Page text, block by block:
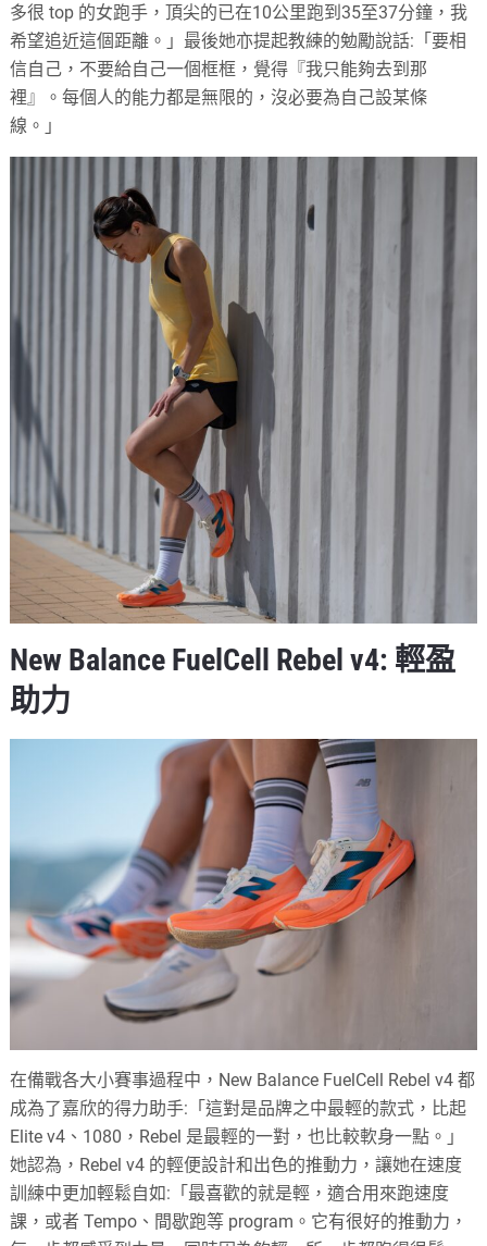
多很 top 的女跑手，頂尖的已在10公里跑到35至37分鐘，我
希望追近這個距離。」最後她亦提起教練的勉勵說話:「要相
信自己， 不要給自己一個框框，覺得『我只能夠去到那
裡』。每個人的能力都是無限的，沒必要為自己設某條
線。」
New Balance FuelCell Rebel v4: 輕盈
助力
在備戰各大小賽事過程中，New Balance FuelCell Rebel v4 都
成為了嘉欣的得力助手:「這對是品牌之中最輕的款式，比起
Elite v4、1080，Rebel 是最輕的一對，也比較軟身一點。」
她認為，Rebel v4 的輕便設計和出色的推動力，讓她在速度
訓練中更加輕鬆自如:「最喜歡的就是輕，適合用來跑速度
課，或者 Tempo、間歇跑等 program。它有很好的推動力，